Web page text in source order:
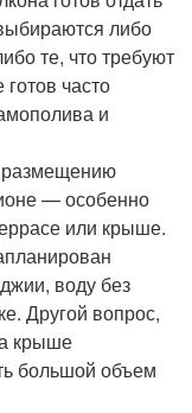
либо
те, что требуют
часто
и
размещению
— особенно
или крыше.
воду без
Другой вопрос,
крыше
большой объем